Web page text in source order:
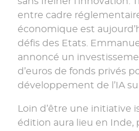
entre cadre
économique est
défis des Etats.
annoncé un
d’euros de fonds privés
développement de l’IA
Loin d’être une initiative
édition aura lieu en Inde,